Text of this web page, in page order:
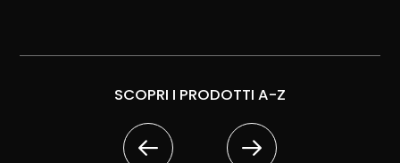
SCOPRI I PRODOTTI A-Z